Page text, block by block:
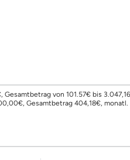
von 101.57€ bis
Gesamtbetrag 404,18€, monatl.